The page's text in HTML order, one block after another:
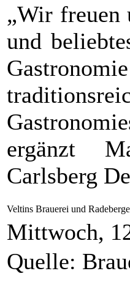
„Wir freuen
und
ergänzt
Carlsberg
Veltins Brauerei und
Mittwoch,
Quelle: